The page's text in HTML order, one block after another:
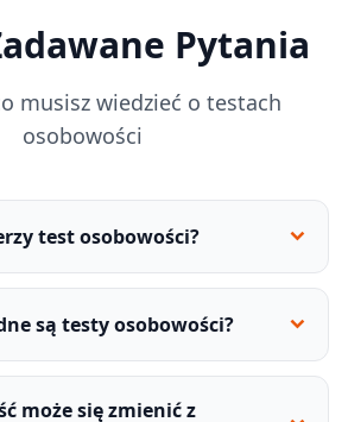
Pytania
musisz wiedzieć o testach
osobowości
test osobowości?
są testy osobowości?
może się zmienić z